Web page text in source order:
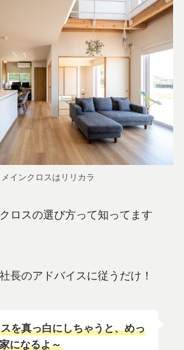
メインクロスはリリカラ
ロスの選び方って知ってます
長のアドバイスに従うだけ！
を真っ白にしちゃうと、めっ
になるよ～